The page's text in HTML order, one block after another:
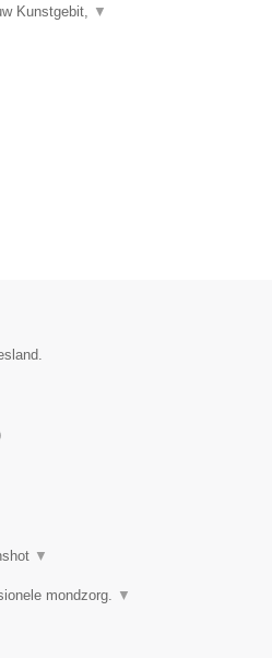
Kunstgebit, ▼
▼
mondzorg. ▼